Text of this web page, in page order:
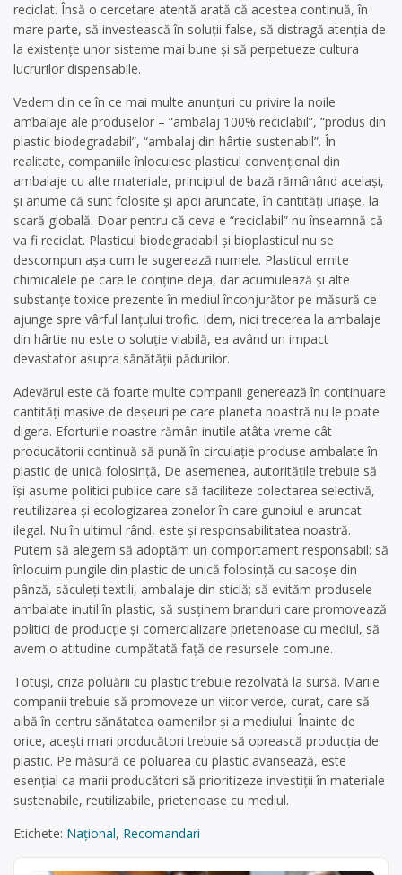
reciclat. Însă o cercetare atentă arată că acestea continuă, în
mare parte, să investească în soluții false, să distragă atenția de
la existențe unor sisteme mai bune și să perpetueze cultura
lucrurilor dispensabile.
Vedem din ce în ce mai multe anunțuri cu privire la noile
ambalaje ale produselor – “ambalaj 100% reciclabil”, “produs din
plastic biodegradabil”, “ambalaj din hârtie sustenabil”. În
realitate, companiile înlocuiesc plasticul convențional din
ambalaje cu alte materiale, principiul de bază rămânând același,
și anume că sunt folosite și apoi aruncate, în cantități uriașe, la
scară globală. Doar pentru că ceva e “reciclabil” nu înseamnă că
va fi reciclat. Plasticul biodegradabil și bioplasticul nu se
descompun așa cum le sugerează numele. Plasticul emite
chimicalele pe care le conține deja, dar acumulează și alte
substanțe toxice prezente în mediul înconjurător pe măsură ce
ajunge spre vârful lanțului trofic. Idem, nici trecerea la ambalaje
din hârtie nu este o soluție viabilă, ea având un impact
devastator asupra sănătății pădurilor.
Adevărul este că foarte multe companii generează în continuare
cantități masive de deșeuri pe care planeta noastră nu le poate
digera. Eforturile noastre rămân inutile atâta vreme cât
producătorii continuă să pună în circulație produse ambalate în
plastic de unică folosință, De asemenea, autoritățile trebuie să
își asume politici publice care să faciliteze colectarea selectivă,
reutilizarea și ecologizarea zonelor în care gunoiul e aruncat
ilegal. Nu în ultimul rând, este și responsabilitatea noastră.
Putem să alegem să adoptăm un comportament responsabil: să
înlocuim pungile din plastic de unică folosință cu sacoșe din
pânză, săculeți textili, ambalaje din sticlă; să evităm produsele
ambalate inutil în plastic, să susținem branduri care promovează
politici de producție și comercializare prietenoase cu mediul, să
avem o atitudine cumpătată față de resursele comune.
Totuși, criza poluării cu plastic trebuie rezolvată la sursă. Marile
companii trebuie să promoveze un viitor verde, curat, care să
aibă în centru sănătatea oamenilor și a mediului. Înainte de
orice, acești mari producători trebuie să oprească producția de
plastic. Pe măsură ce poluarea cu plastic avansează, este
esențial ca marii producători să prioritizeze investiții în materiale
sustenabile, reutilizabile, prietenoase cu mediul.
Etichete: Național, Recomandari